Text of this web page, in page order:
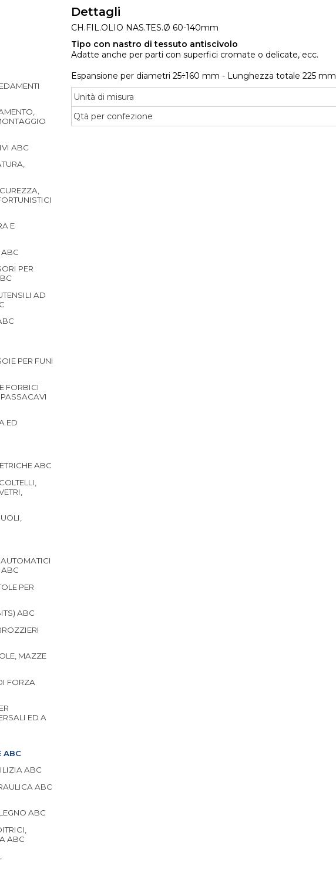
ABC
E
ABC
PER
AD
PER FUNI
FORBICI
PASSACAVI
ED
ABC
ABC
PER
ABC
MAZZE
FORZA
ED A
ABC
ABC
ABC
ABC
ABC
Dettagli
CH.FIL.OLIO NAS.TES.Ø 60-140mm
Tipo con nastro di tessuto antiscivolo
Adatte anche per parti con superfici cromate o delicate, ecc.
Espansione per diametri 25÷160 mm - Lunghezza totale 225 mm
Unità di misura
Qtà per confezione